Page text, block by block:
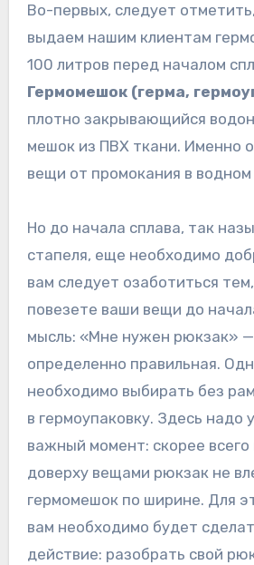
Во-первых, следует
выдаем нашим клиентам
100 литров перед началом
Гермомешок (герма,
плотно закрывающийся
мешок из ПВХ ткани. Именно
вещи от промокания в
Но до начала сплава, так
стапеля, еще необходимо
вам следует озаботиться
повезете ваши вещи до
мысль: «Мне нужен рюкзак»
определенно правильная.
необходимо выбирать без
в гермоупаковку. Здесь надо
важный момент: скорее
доверху вещами рюкзак не
гермомешок по ширине. Для
вам необходимо будет
действие: разобрать свой